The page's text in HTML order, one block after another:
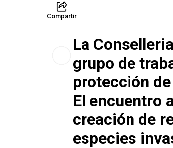
Compartir
La
grupo de
protección
El encuentro
creación de
especies